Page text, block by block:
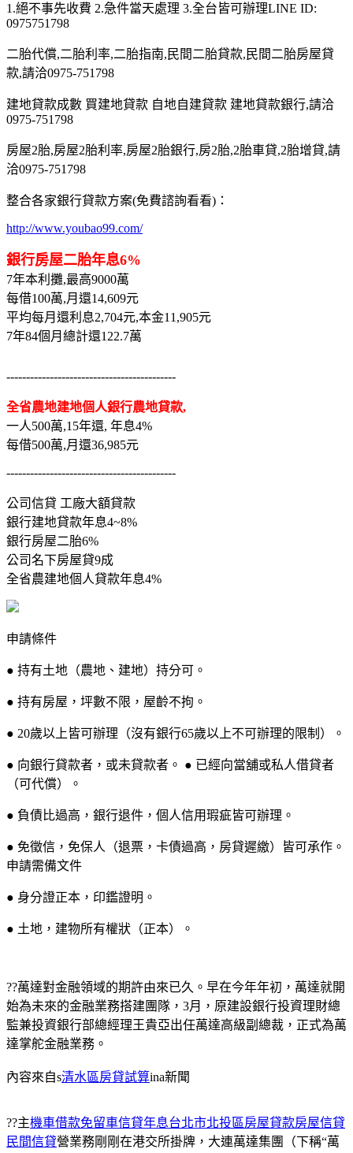
1.絕不事先收費 2.急件當天處理 3.全台皆可辦理LINE ID:
0975751798
二胎代償,二胎利率,二胎指南,民間二胎貸款,民間二胎房屋貸
款,請洽0975-751798
建地貸款成數 買建地貸款 自地自建貸款 建地貸款銀行,請洽
0975-751798
房屋2胎,房屋2胎利率,房屋2胎銀行,房2胎,2胎車貸,2胎增貸,請
洽0975-751798
整合各家銀行貸款方案(免費諮詢看看)：
http://www.youbao99.com/
銀行房屋二胎年息6%
7年本利攤,最高9000萬
每借100萬,月還14,609元
平均每月還利息2,704元,本金11,905元
7年84個月總計還122.7萬
-------------------------------------------
全省農地建地個人銀行農地貸款,
一人500萬,15年還, 年息4%
每借500萬,月還36,985元
-------------------------------------------
公司信貸 工廠大額貸款
銀行建地貸款年息4~8%
銀行房屋二胎6%
公司名下房屋貸9成
全省農建地個人貸款年息4%
申請條件
● 持有土地（農地、建地）持分可。
● 持有房屋，坪數不限，屋齡不拘。
● 20歲以上皆可辦理（沒有銀行65歲以上不可辦理的限制）。
● 向銀行貸款者，或未貸款者。 ● 已經向當舖或私人借貸者
（可代償）。
● 負債比過高，銀行退件，個人信用瑕疵皆可辦理。
● 免徵信，免保人（退票，卡債過高，房貸遲繳）皆可承作。
申請需備文件
● 身分證正本，印鑑證明。
● 土地，建物所有權狀（正本）。
??萬達對金融領域的期許由來已久。早在今年年初，萬達就開
始為未來的金融業務搭建團隊，3月，原建設銀行投資理財總
監兼投資銀行部總經理王貴亞出任萬達高級副總裁，正式為萬
達掌舵金融業務。
內容來自s清水區房貸試算ina新聞
??主機車借款免留車信貸年息台北市北投區房屋貸款房屋信貸
民間信貸營業務剛剛在港交所掛牌，大連萬達集團（下稱“萬